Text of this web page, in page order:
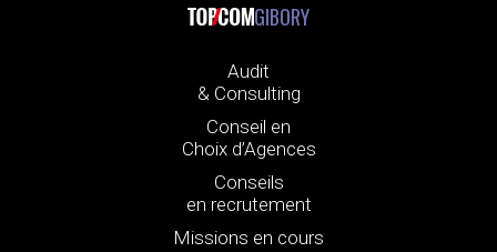
GIBORY
Audit
& Consulting
Conseil en
Choix d’Agences
Conseils
en recrutement
Missions en cours